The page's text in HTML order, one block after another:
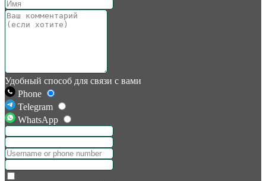
Удобный способ для связи с вами
Phone
Telegram
WhatsApp